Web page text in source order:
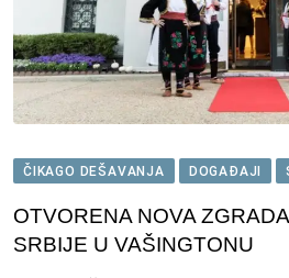
ČIKAGO DEŠAVANJA DOGAĐAJI
OTVORENA NOVA
SRBIJE U VAŠINGTONU